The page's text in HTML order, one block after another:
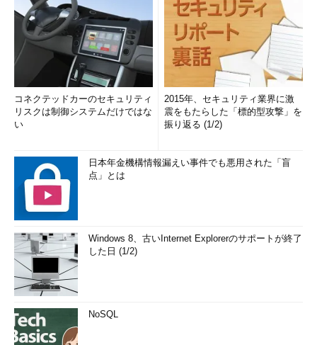
コネクテッドカーのセキュリティ
リスクは制御システムだけではな
い
2015年、セキュリティ業界に激
震をもたらした「標的型攻撃」を
振り返る (1/2)
日本年金機構情報漏えい事件でも悪用された「盲
点」とは
Windows 8、古いInternet Explorerのサポートが終了
した日 (1/2)
NoSQL